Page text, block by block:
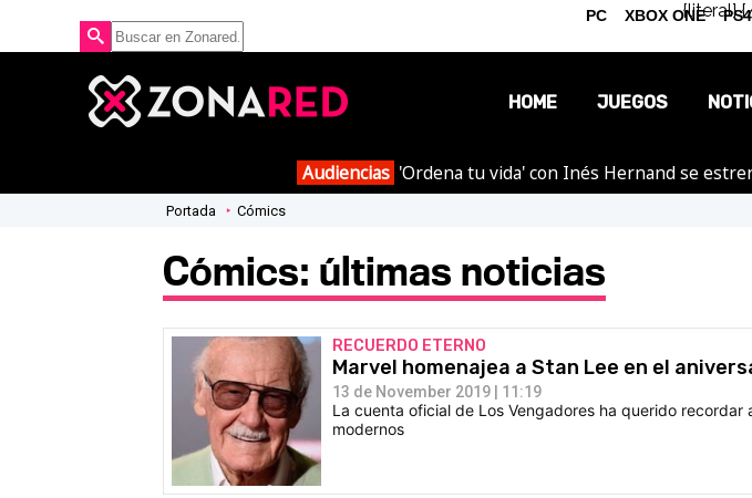
{literal}
HOME JUEGOS
Audiencias 'Ordena tu vida' con Inés Hernand se
Portada Cómics
Cómics: últimas noticias
RECUERDO ETERNO
Marvel homenajea a Stan Lee en el
13 de November 2019 | 11:19
La cuenta oficial de Los Vengadores ha querido recordar
modernos
PC XBOX ONE PS4